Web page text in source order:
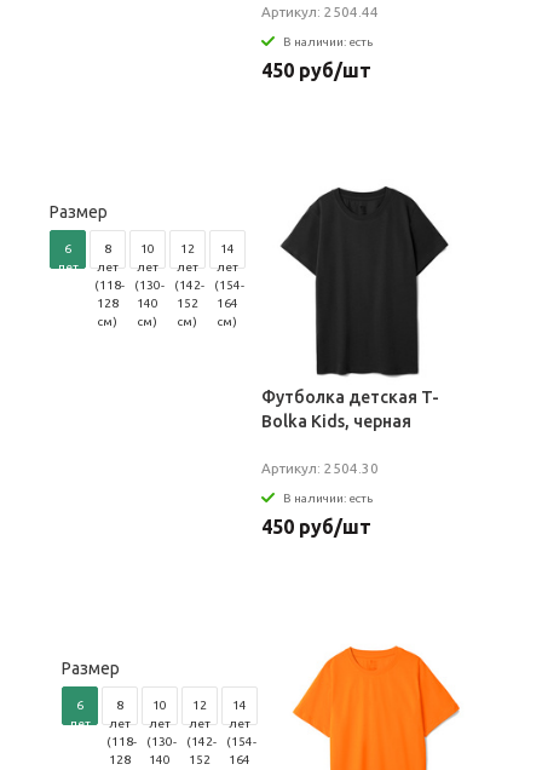
Артикул: 2504.44
В наличии: есть
450 руб/шт
Размер
6
лет
8
лет
(118-
128
см)
10
лет
(130-
140
см)
12
лет
(142-
152
см)
14
лет
(154-
164
см)
Футболка детская T-
Bolka Kids, черная
Артикул: 2504.30
В наличии: есть
450 руб/шт
Размер
6
лет
8
лет
(118-
128
10
лет
(130-
140
12
лет
(142-
152
14
лет
(154-
164